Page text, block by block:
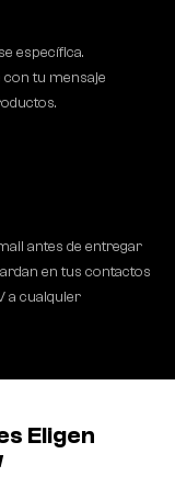
específica.
tu mensaje
antes de entregar
en tus contactos
a cualquier
Eligen